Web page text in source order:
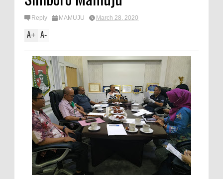
Reply MAMUJU March 28, 2020
A+ A-